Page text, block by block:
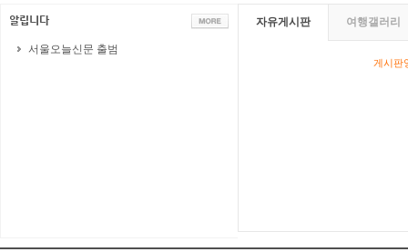
서울오늘신문 출범
자유게시판 여행갤러리
게시판